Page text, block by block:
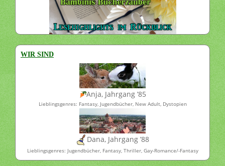
WIR SIND
Anja, Jahrgang ’85
Lieblingsgenres: Fantasy, Jugendbücher, New Adult, Dystopien
Dana, Jahrgang ’88
Lieblingsgenres: Jugendbücher, Fantasy, Thriller, Gay-Romance/-Fantasy